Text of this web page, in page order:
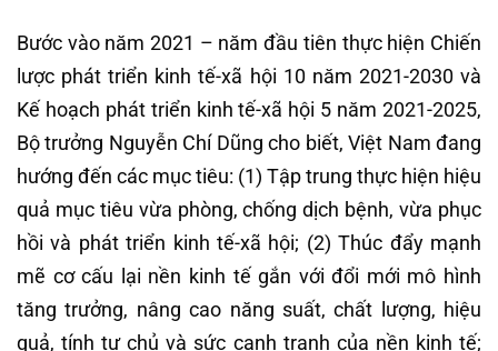
Bước vào năm 2021 – năm đầu tiên thực hiện Chiến
lược phát triển kinh tế-xã hội 10 năm 2021-2030 và
Kế hoạch phát triển kinh tế-xã hội 5 năm 2021-2025,
Bộ trưởng Nguyễn Chí Dũng cho biết, Việt Nam đang
hướng đến các mục tiêu: (1) Tập trung thực hiện hiệu
quả mục tiêu vừa phòng, chống dịch bệnh, vừa phục
hồi và phát triển kinh tế-xã hội; (2) Thúc đẩy mạnh
mẽ cơ cấu lại nền kinh tế gắn với đổi mới mô hình
tăng trưởng, nâng cao năng suất, chất lượng, hiệu
quả, tính tự chủ và sức cạnh tranh của nền kinh tế;